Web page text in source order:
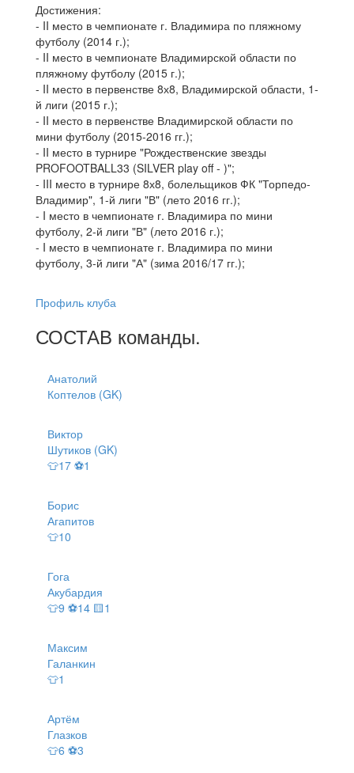
Достижения:
- II место в чемпионате г. Владимира по пляжному
футболу (2014 г.);
- II место в чемпионате Владимирской области по
пляжному футболу (2015 г.);
- II место в первенстве 8х8, Владимирской области, 1-
й лиги (2015 г.);
- II место в первенстве Владимирской области по
мини футболу (2015-2016 гг.);
- II место в турнире "Рождественские звезды
PROFOOTBALL33 (SILVER play off - )";
- III место в турнире 8х8, болельщиков ФК "Торпедо-
Владимир", 1-й лиги "В" (лето 2016 гг.);
- I место в чемпионате г. Владимира по мини
футболу, 2-й лиги "В" (лето 2016 г.);
- I место в чемпионате г. Владимира по мини
футболу, 3-й лиги "А" (зима 2016/17 гг.);
Профиль клуба
СОСТАВ команды.
Анатолий
Коптелов (GK)
Виктор
Шутиков (GK)
👕17 ⚽1
Борис
Агапитов
👕10
Гога
Акубардия
👕9 ⚽14 🟨1
Максим
Галанкин
👕1
Артём
Глазков
👕6 ⚽3